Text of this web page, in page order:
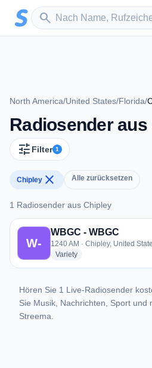
Zum Hauptinhalt springen
search
Sender suchen
North America/United States/Florida/
Radiosender
tune Filter 1
Chipley close Alle zurücksetzen
1 Radiosender aus Chipley
1 Radiosender aus Chipley
W-
WBGC - WBGC
1240 AM · Chipley, United
Varietyradio stations
Hören Sie 1 Live-Radiosender
Sie Musik, Nachrichten, Sport und
Streema.